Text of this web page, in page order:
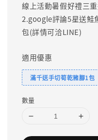
線上活動暑假好禮三
2.google評論5星送鮭
包(詳情可洽LINE)
適用優惠
滿千送手切筍乾豬腳1包
數量